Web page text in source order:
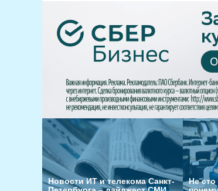
Новости ИТ и телекома Санкт-
Не сто